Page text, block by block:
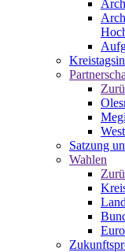
Satzung
Wahlen